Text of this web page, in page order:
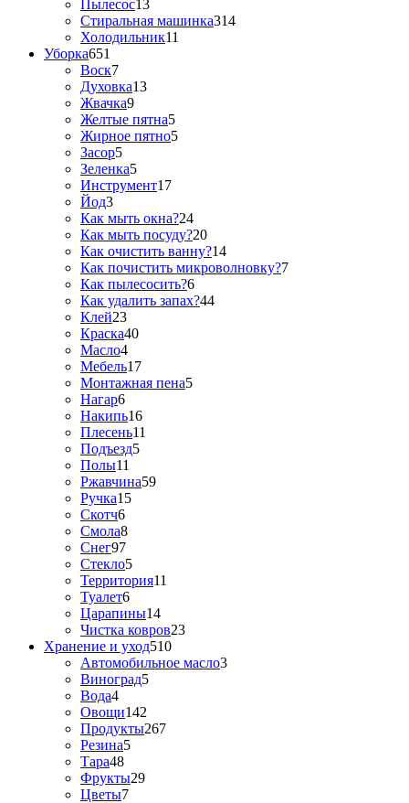
Пылесос13
Стиральная машинка314
Холодильник11
Уборка651
Воск7
Духовка13
Жвачка9
Желтые пятна5
Жирное пятно5
Засор5
Зеленка5
Инструмент17
Йод3
Как мыть окна?24
Как мыть посуду?20
Как очистить ванну?14
Как почистить микроволновку?7
Как пылесосить?6
Как удалить запах?44
Клей23
Краска40
Масло4
Мебель17
Монтажная пена5
Нагар6
Накипь16
Плесень11
Подъезд5
Полы11
Ржавчина59
Ручка15
Скотч6
Смола8
Снег97
Стекло5
Территория11
Туалет6
Царапины14
Чистка ковров23
Хранение и уход510
Автомобильное масло3
Виноград5
Вода4
Овощи142
Продукты267
Резина5
Тара48
Фрукты29
Цветы7